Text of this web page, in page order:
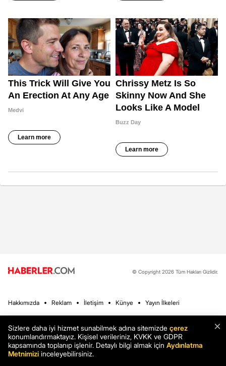
© Copyright 2026 Tüm Hakları Gizlidir.
Hakkımızda Reklam İletişim Künye Yayın İlkeleri
Haberler
Ekonomi
Son Dakika
Sağlık
×
Sizlere daha iyi hizmet sunabilmek adına sitemizde çerez
konumlandırmaktayız. Kişisel verileriniz, KVKK ve GDPR
kapsamında toplanıp işlenir. Detaylı bilgi almak için Aydınlatma
Metnimizi inceleyebilirsiniz.